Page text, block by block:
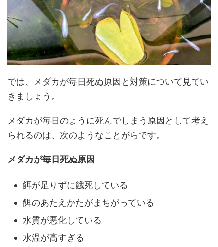
では、メダカが毎日死ぬ原因と対策について見てい
きましょう。
メダカが毎日のように死んでしまう原因として考え
られるのは、次のようなことがらです。
メダカが毎日死ぬ原因
餌が足りずに餓死している
餌のあたえかたがまちがっている
水質が悪化している
水温が高すぎる